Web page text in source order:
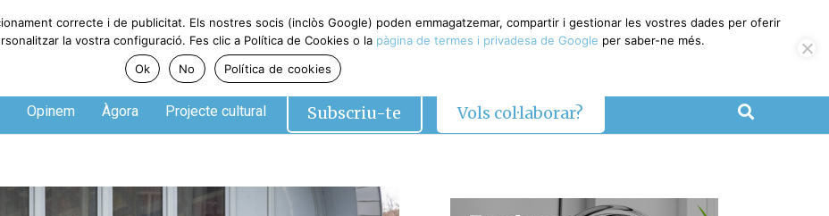
Opinem Àgora Projecte cultural Subscriu-te Vols col·laborar?
correcte i de publicitat. Els nostres socis (inclòs Google) poden emmagatzemar, compartir i gestionar les vostres dades per oferir
la vostra configuració. Fes clic a Política de Cookies o la pàgina de termes i privadesa de Google per saber-ne més.
Ok
No Política de cookies